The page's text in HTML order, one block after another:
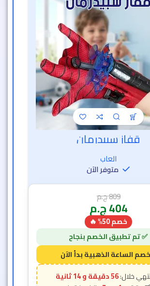
قفاز سبيدرمان
العاب
متوفر الآن
809ج.م
404ج.م
خصم 50% 🔥
56 دقيقة و 12 ثانية
7